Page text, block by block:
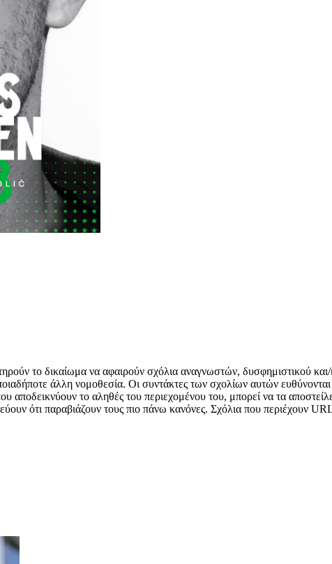
το δικαίωμα να αφαιρούν σχόλια αναγνωστών, δυσφημιστικού
άλλη νομοθεσία. Οι συντάκτες των σχολίων αυτών
αποδεικνύουν το αληθές του περιεχομένου του, μπορεί να τα
ότι παραβιάζουν τους πιο πάνω κανόνες. Σχόλια που περιέχουν